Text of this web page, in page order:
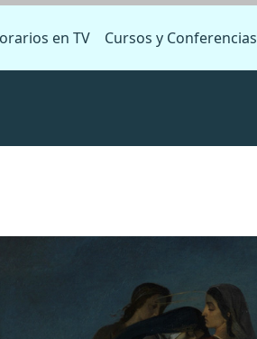
en TV Cursos y Conferencias